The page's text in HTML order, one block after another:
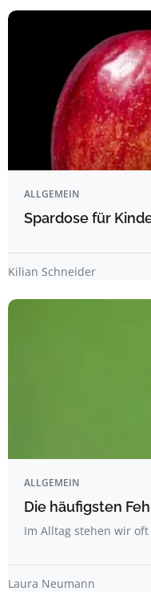
ALLGEMEIN
Spardose für
Kilian Schneider
ALLGEMEIN
Die häufigsten
Im Alltag stehen wir
Laura Neumann